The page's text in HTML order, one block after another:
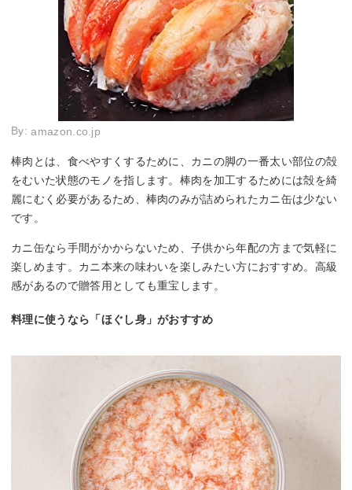
By:amazon.co.jp
棒肉とは、食べやすくするために、カニの脚の一番太い部位の殻
をむいた状態のモノを指します。棒肉を加工するためには殻を綺
麗にむく必要があるため、棒肉のみが詰められたカニ缶は少ない
です。
カニ缶なら手間がかからないため、子供から年配の方まで気軽に
楽しめます。カニ本来の味わいを楽しみたい方におすすめ。高級
感があるので贈答用としても重宝します。
料理に使うなら「ほぐし身」がおすすめ